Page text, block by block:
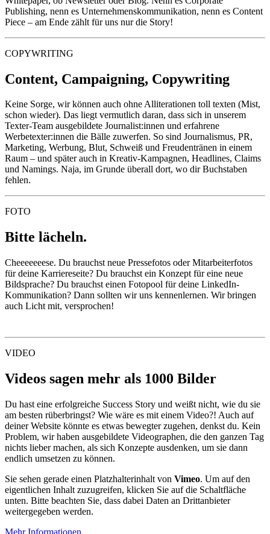
Publishing, nenn es Unternehmenskommunikation, nenn es Content
Piece – am Ende zählt für uns nur die Story!
COPYWRITING
Content, Campaigning, Copywriting
Keine Sorge, wir können auch ohne Alliterationen toll texten (Mist,
schon wieder). Das liegt vermutlich daran, dass sich in unserem
Texter-Team ausgebildete Journalist:innen und erfahrene
Werbetexter:innen die Bälle zuwerfen. So sind Journalismus, PR,
Marketing, Werbung, Blut, Schweiß und Freudentränen in einem
Raum – und später auch in Kreativ-Kampagnen, Headlines, Claims
und Namings. Naja, im Grunde überall dort, wo dir Buchstaben
fehlen.
FOTO
Bitte lächeln.
Cheeeeeeese. Du brauchst neue Pressefotos oder Mitarbeiterfotos
für deine Karriereseite? Du brauchst ein Konzept für eine neue
Bildsprache? Du brauchst einen Fotopool für deine LinkedIn-
Kommunikation? Dann sollten wir uns kennenlernen. Wir bringen
auch Licht mit, versprochen!
VIDEO
Videos sagen mehr als 1000 Bilder
Du hast eine erfolgreiche Success Story und weißt nicht, wie du sie
am besten rüberbringst? Wie wäre es mit einem Video?! Auch auf
deiner Website könnte es etwas bewegter zugehen, denkst du. Kein
Problem, wir haben ausgebildete Videographen, die den ganzen Tag
nichts lieber machen, als sich Konzepte ausdenken, um sie dann
endlich umsetzen zu können.
Sie sehen gerade einen Platzhalterinhalt von Vimeo. Um auf den
eigentlichen Inhalt zuzugreifen, klicken Sie auf die Schaltfläche
unten. Bitte beachten Sie, dass dabei Daten an Drittanbieter
weitergegeben werden.
Mehr Informationen